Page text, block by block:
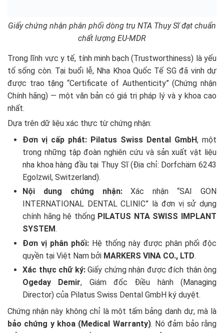
Giấy chứng nhận phân phối dòng trụ NTA Thụy Sĩ đạt chuẩn
chất lượng EU-MDR
Trong lĩnh vực y tế, tính minh bạch (Trustworthiness) là yếu
tố sống còn. Tại buổi lễ, Nha Khoa Quốc Tế SG đã vinh dự
được trao tặng “Certificate of Authenticity” (Chứng nhận
Chính hãng) — một văn bản có giá trị pháp lý và y khoa cao
nhất.
Dựa trên dữ liệu xác thực từ chứng nhận:
Đơn vị cấp phát: Pilatus Swiss Dental GmbH, một
trong những tập đoàn nghiên cứu và sản xuất vật liệu
nha khoa hàng đầu tại Thụy Sĩ (Địa chỉ: Dorfchärn 6243
Egolzwil, Switzerland).
Nội dung chứng nhận:Xác nhận “SAI GON
INTERNATIONAL DENTAL CLINIC” là đơn vị sử dụng
chính hãng hệ thống PILATUS NTA SWISS IMPLANT
SYSTEM.
Đơn vị phân phối: Hệ thống này được phân phối độc
quyền tại Việt Nam bởi MARKERS VINA CO., LTD.
Xác thực chữ ký:Giấy chứng nhận được đích thân ông
Ogeday Demir, Giám đốc Điều hành (Managing
Director) của Pilatus Swiss Dental GmbH ký duyệt.
Chứng nhận này không chỉ là một tấm bảng danh dự, mà là
bảo chứng y khoa (Medical Warranty). Nó đảm bảo rằng